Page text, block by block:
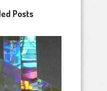
Posts